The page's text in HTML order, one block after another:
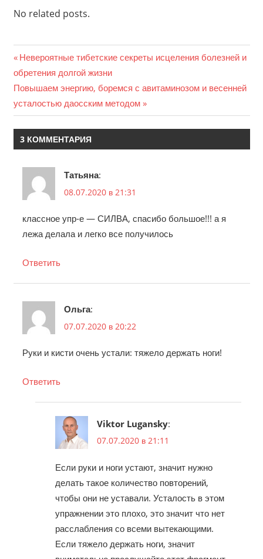
новом
окне)
No related posts.
Навигация
по
записям
Previous
Post:
Невероятные тибетские секреты исцеления болезней и
обретения долгой жизни
Next
Post:
Повышаем энергию, боремся с авитаминозом и весенней
усталостью даосским методом
3 КОММЕНТАРИЯ
Татьяна:
08.07.2020 в 21:31
классное упр-е — СИЛВА, спасибо большое!!! а я
лежа делала и легко все получилось
Ответить
Ольга:
07.07.2020 в 20:22
Руки и кисти очень устали: тяжело держать ноги!
Ответить
Viktor Lugansky:
07.07.2020 в 21:11
Если руки и ноги устают, значит нужно
делать такое количество повторений,
чтобы они не уставали. Усталость в этом
упражнении это плохо, это значит что нет
расслабления со всеми вытекающими.
Если тяжело держать ноги, значит